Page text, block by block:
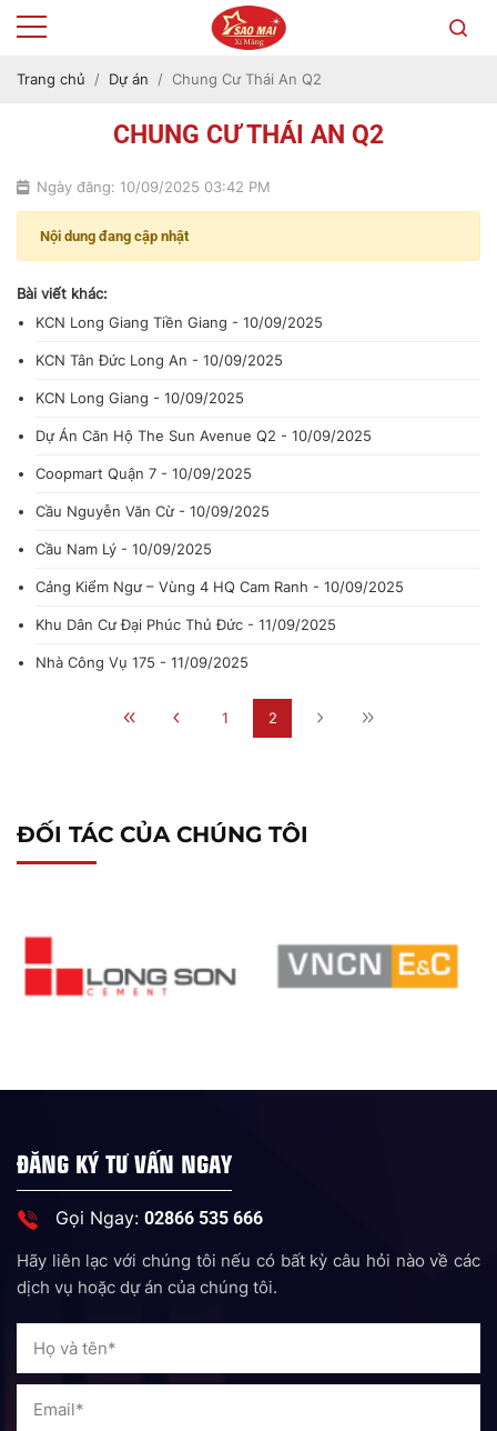
Trang chủ Dự án Chung Cư Thái An Q2
CHUNG CƯ THÁI AN Q2
Ngày đăng: 10/09/2025 03:42 PM
Nội dung đang cập nhật
Bài viết khác:
KCN Long Giang Tiền Giang - 10/09/2025
KCN Tân Đức Long An - 10/09/2025
KCN Long Giang - 10/09/2025
Dự Án Căn Hộ The Sun Avenue Q2 - 10/09/2025
Coopmart Quận 7 - 10/09/2025
Cầu Nguyễn Văn Cừ - 10/09/2025
Cầu Nam Lý - 10/09/2025
Cảng Kiểm Ngư – Vùng 4 HQ Cam Ranh - 10/09/2025
Khu Dân Cư Đại Phúc Thủ Đức - 11/09/2025
Nhà Công Vụ 175 - 11/09/2025
1 2
ĐỐI TÁC CỦA CHÚNG TÔI
ĐĂNG KÝ TƯ VẤN NGAY
Gọi Ngay: 02866 535 666
Hãy liên lạc với chúng tôi nếu có bất kỳ câu hỏi nào về các
dịch vụ hoặc dự án của chúng tôi.